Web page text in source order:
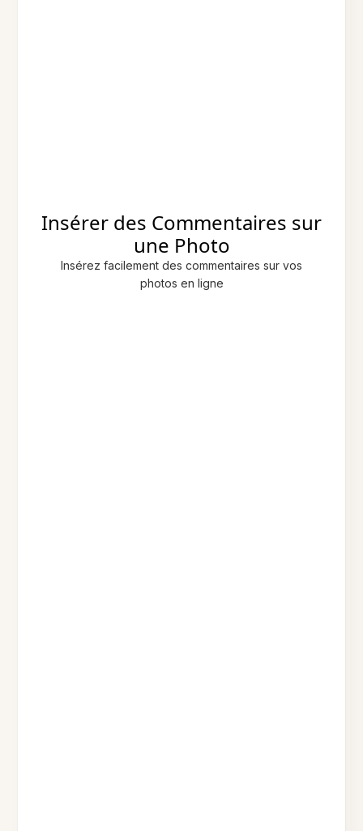
Insérer des Commentaires sur
une Photo
Insérez facilement des commentaires sur vos
photos en ligne